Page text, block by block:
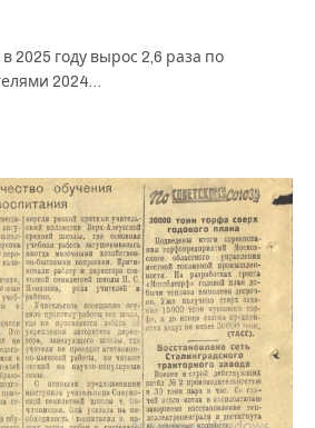
2025 году вырос 2,6 раза по
2024…